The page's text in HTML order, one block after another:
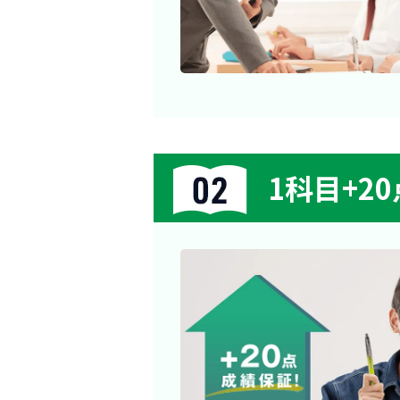
1科目